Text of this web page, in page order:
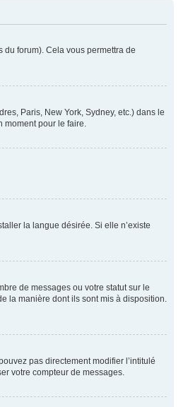
forum). Cela vous permettra de
Paris, New York, Sydney, etc.) dans le
moment pour le faire.
la langue désirée. Si elle n’existe
de messages ou votre statut sur le
la manière dont ils sont mis à disposition.
pas directement modifier l’intitulé
votre compteur de messages.